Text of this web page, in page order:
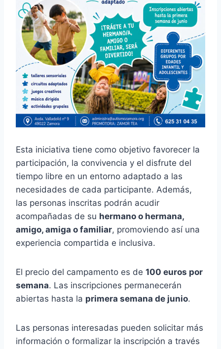
Esta iniciativa tiene como objetivo favorecer la
participación, la convivencia y el disfrute del
tiempo libre en un entorno adaptado a las
necesidades de cada participante. Además,
las personas inscritas podrán acudir
acompañadas de su hermano o hermana,
amigo, amiga o familiar, promoviendo así una
experiencia compartida e inclusiva.
El precio del campamento es de 100 euros por
semana. Las inscripciones permanecerán
abiertas hasta la primera semana de junio.
Las personas interesadas pueden solicitar más
información o formalizar la inscripción a través